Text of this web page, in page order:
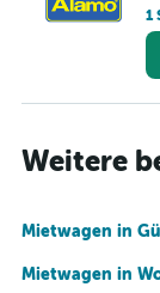
1
Weitere
Mietwagen in
Mietwagen in